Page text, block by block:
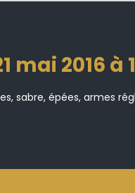
mai 2016 à
sabre, épées, armes